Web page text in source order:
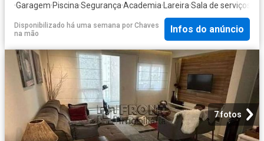
·Garagem·Piscina·Segurança·Academia· Lareira·Sala de serviços
Disponibilizado há uma semana por Chaves
na mão
Infos do anúncio
7 fotos